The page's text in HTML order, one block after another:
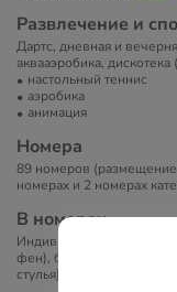
Развлечение и
Дартс, дневная и
аквааэробика,
настольный теннис
аэробика
анимация
Номера
89 номеров
номерах и 2 номерах
В номерах
Индивидуально
фен), беспроводной
стулья); за отдельную